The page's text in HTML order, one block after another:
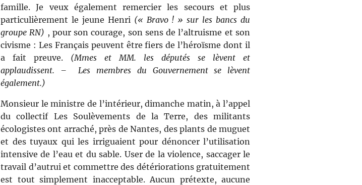
famille. Je veux également remercier les secours et plus
particulièrement le jeune Henri (« Bravo ! » sur les bancs du
groupe RN) , pour son courage, son sens de l’altruisme et son
civisme : Les Français peuvent être fiers de l’héroïsme dont il
a fait preuve. (Mmes et MM. les députés se lèvent et
applaudissent. – Les membres du Gouvernement se lèvent
également.)
Monsieur le ministre de l’intérieur, dimanche matin, à l’appel
du collectif Les Soulèvements de la Terre, des militants
écologistes ont arraché, près de Nantes, des plants de muguet
et des tuyaux qui les irriguaient pour dénoncer l’utilisation
intensive de l’eau et du sable. User de la violence, saccager le
travail d’autrui et commettre des détériorations gratuitement
est tout simplement inacceptable. Aucun prétexte, aucune